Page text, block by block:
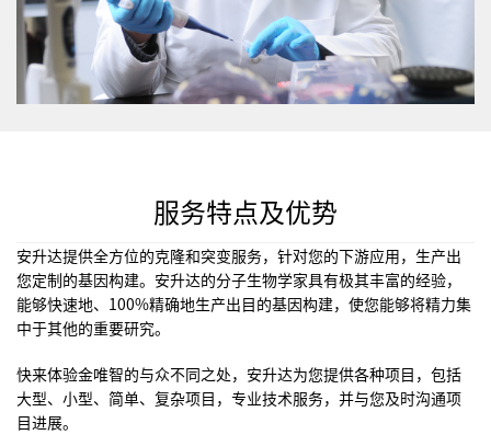
服务特点及优势
安升达提供全方位的克隆和突变服务，针对您的下游应用，生产出
您定制的基因构建。安升达的分子生物学家具有极其丰富的经验，
能够快速地、 100%精确地生产出目的基因构建，使您能够将精力集
中于其他的重要研究。
快来体验金唯智的与众不同之处，安升达为您提供各种项目，包括
大型、小型、简单、复杂项目，专业技术服务，并与您及时沟通项
目进展。